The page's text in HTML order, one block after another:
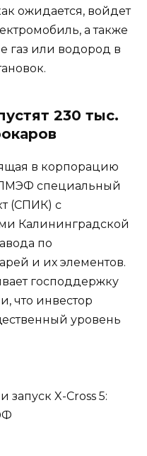
ожидается, войдет
а также
газ или водород в
230 тыс.
в корпорацию
ПМЭФ специальный
(СПИК) с
Калининградской
по
и их элементов.
господдержку
что инвестор
уровень